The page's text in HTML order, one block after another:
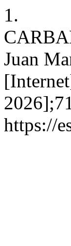
1.
Juan
https://